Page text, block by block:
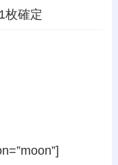
枚確定